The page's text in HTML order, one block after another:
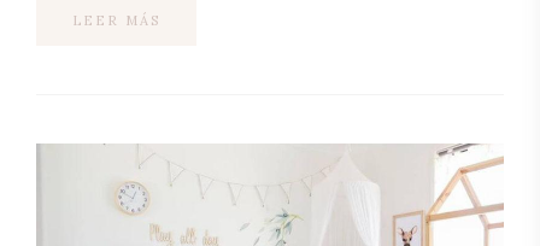
LEER MÁS